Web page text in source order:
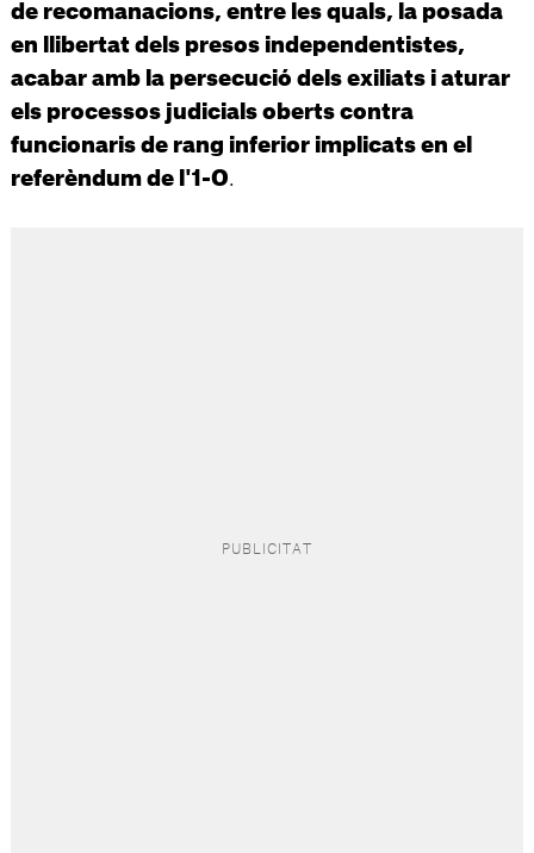
de recomanacions, entre les quals, la posada
en llibertat dels presos independentistes,
acabar amb la persecució dels exiliats i aturar
els processos judicials oberts contra
funcionaris de rang inferior implicats en el
referèndum de l'1-O.